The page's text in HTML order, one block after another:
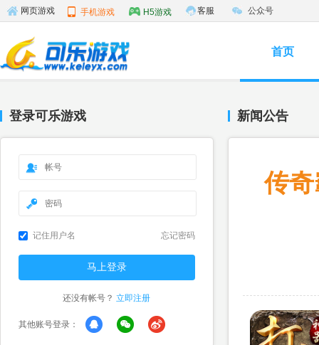
网页游戏 手机游戏 H5游戏 客服 公众号
首页
登录可乐游戏
记住用户名 忘记密码
还没有帐号？ 立即注册
其他账号登录：
新闻公告
传